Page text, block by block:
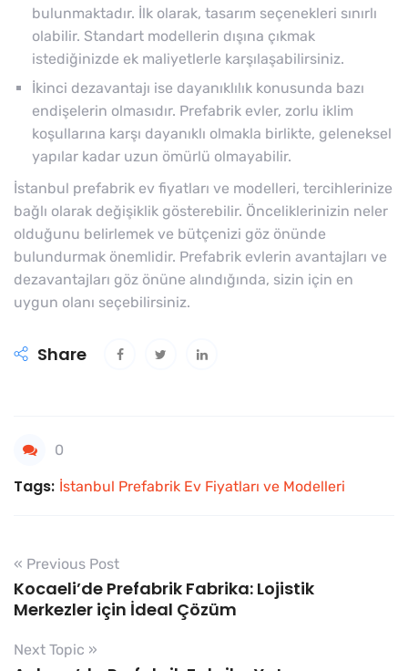
bulunmaktadır. İlk olarak, tasarım seçenekleri sınırlı
olabilir. Standart modellerin dışına çıkmak
istediğinizde ek maliyetlerle karşılaşabilirsiniz.
İkinci dezavantajı ise dayanıklılık konusunda bazı
endişelerin olmasıdır. Prefabrik evler, zorlu iklim
koşullarına karşı dayanıklı olmakla birlikte, geleneksel
yapılar kadar uzun ömürlü olmayabilir.
İstanbul prefabrik ev fiyatları ve modelleri, tercihlerinize
bağlı olarak değişiklik gösterebilir. Önceliklerinizin neler
olduğunu belirlemek ve bütçenizi göz önünde
bulundurmak önemlidir. Prefabrik evlerin avantajları ve
dezavantajları göz önüne alındığında, sizin için en
uygun olanı seçebilirsiniz.
Share
0
Tags: İstanbul Prefabrik Ev Fiyatları ve Modelleri
« Previous Post
Kocaeli’de Prefabrik Fabrika: Lojistik
Merkezler için İdeal Çözüm
Next Topic »